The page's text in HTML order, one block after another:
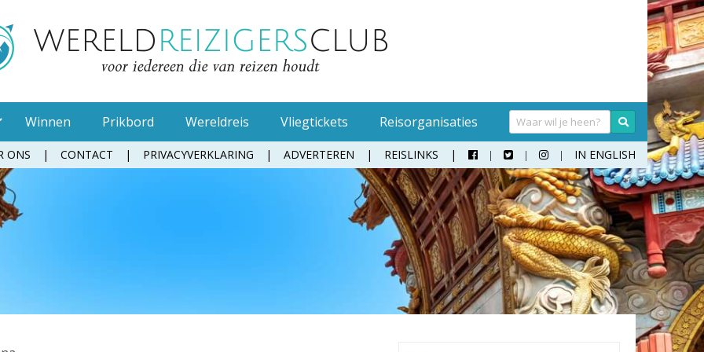
Handwasmiddel
Hangmat
Klamboe
Moneybelt
Sokken
Teenslippers
Wandelschoenen
Zonnebril
Winnen Prikbord Wereldreis Vliegtickets Reisorganisaties
ONS CONTACT PRIVACYVERKLARING ADVERTEREN REISLINKS    IN ENGLISH